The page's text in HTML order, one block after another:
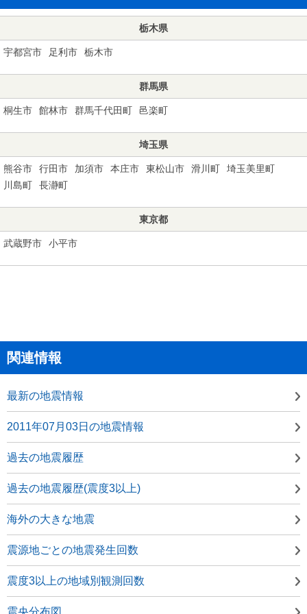
栃木県
宇都宮市 足利市 栃木市
群馬県
桐生市 館林市 群馬千代田町 邑楽町
埼玉県
熊谷市 行田市 加須市 本庄市 東松山市 滑川町
埼玉美里町
川島町
長瀞町
東京都
武蔵野市 小平市
関連情報
最新の地震情報
2011年07月03日の地震情報
過去の地震履歴
過去の地震履歴(震度3以上)
海外の大きな地震
震源地ごとの地震発生回数
震度3以上の地域別観測回数
震央分布図